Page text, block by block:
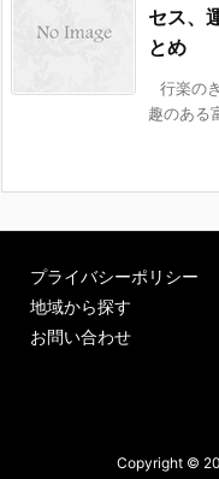
セス、
とめ
行楽の
趣のある
プライバシーポリシー
地域から探す
お問い合わせ
Copyright ©